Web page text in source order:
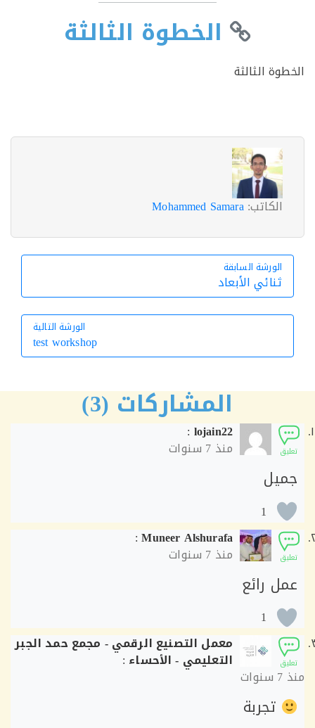
الخطوة الثالثة
الثالثة
الكاتب:Mohammed Samara
الورشة السابقة
الورشة السابقة
ثنائي الأبعاد
الورشة التالية
الورشة
test workshop
المشاركات (3)
lojain22
:
منذ
1
Muneer Alshurafa
:
منذ7 سنوات
رائع
1
معمل التصنيع الرقمي - مجمع حمد الجبر
التعليمي - الأحساء:
تجربة